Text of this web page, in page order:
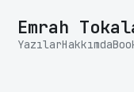
Emrah
YazılarHakkımda